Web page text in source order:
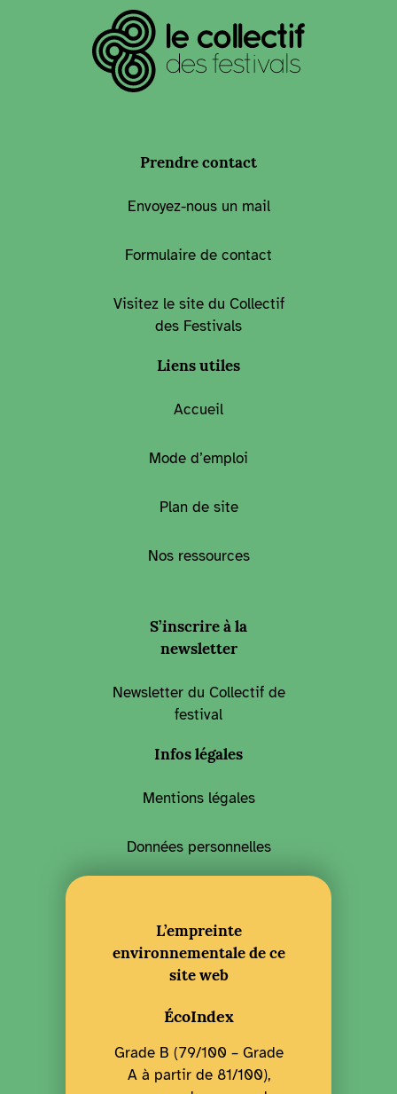
Prendre contact
Envoyez-nous un mail
Formulaire de contact
Visitez le site du Collectif
des Festivals
Liens utiles
Accueil
Mode d’emploi
Plan de site
Nos ressources
S’inscrire à la
newsletter
Newsletter du Collectif de
festival
Infos légales
Mentions légales
Données personnelles
L’empreinte
environnementale de ce
site web
ÉcoIndex
Grade B (79/100 – Grade
A à partir de 81/100),